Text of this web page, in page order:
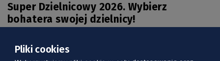
Super Dzielnicowy 2026. Wybierz
bohatera swojej dzielnicy!
Pliki cookies